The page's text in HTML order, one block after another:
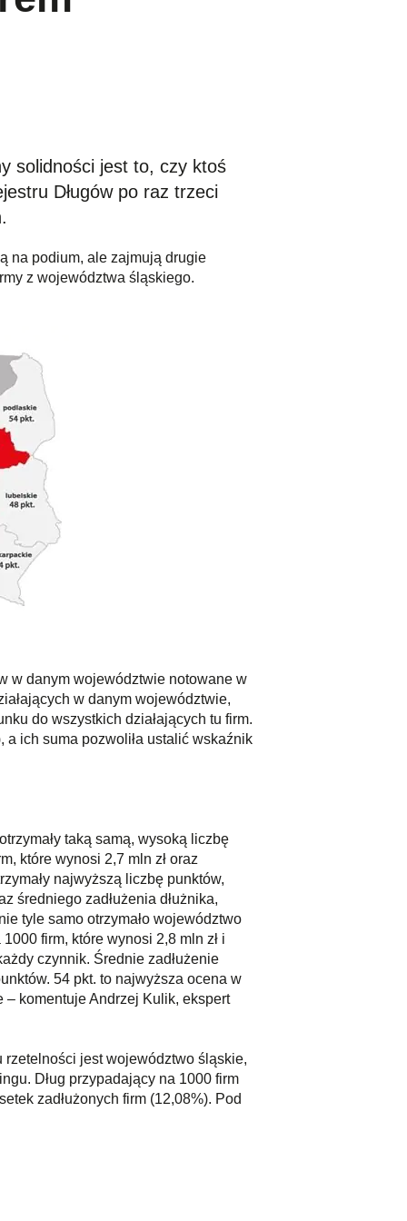
solidności jest to, czy ktoś
Długów po raz trzeci
na podium, ale zajmują drugie
z województwa śląskiego.
w danym województwie notowane w
w danym województwie,
do wszystkich działających tu firm.
a ich suma pozwoliła ustalić wskaźnik
taką samą, wysoką liczbę
które wynosi 2,7 mln zł oraz
najwyższą liczbę punktów,
średniego zadłużenia dłużnika,
tyle samo otrzymało województwo
firm, które wynosi 2,8 mln zł i
czynnik. Średnie zadłużenie
54 pkt. to najwyższa ocena w
komentuje Andrzej Kulik, ekspert
jest województwo śląskie,
Dług przypadający na 1000 firm
zadłużonych firm (12,08%). Pod